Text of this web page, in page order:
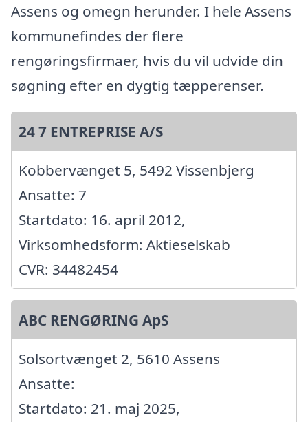
Assens og omegn herunder. I hele Assens
kommunefindes der flere
rengøringsfirmaer, hvis du vil udvide din
søgning efter en dygtig tæpperenser.
24 7 ENTREPRISE A/S
Kobbervænget 5, 5492 Vissenbjerg
Ansatte: 7
Startdato: 16. april 2012,
Virksomhedsform: Aktieselskab
CVR: 34482454
ABC RENGØRING ApS
Solsortvænget 2, 5610 Assens
Ansatte:
Startdato: 21. maj 2025,